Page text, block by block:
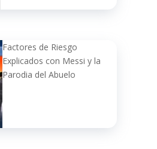
Factores de Riesgo
Explicados con Messi y la
Parodia del Abuelo